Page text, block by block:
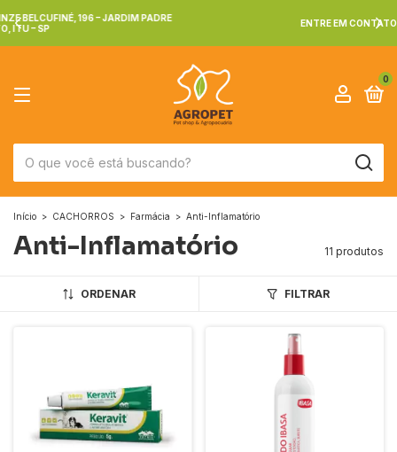
ENTRE EM CONTATO CONOSCO: (11) 4023-1957
0
Início > CACHORROS > Farmácia > Anti-Inflamatório
Anti-Inflamatório 11 produtos
ORDENAR FILTRAR